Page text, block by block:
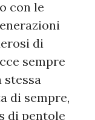
con le
di
sempre
stessa
di sempre,
di pentole